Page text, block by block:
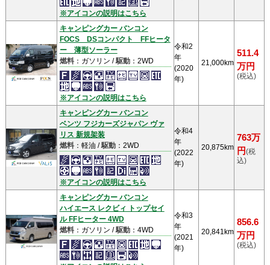
※アイコンの説明はこちら
キャンピングカー バンコン
FOCS DSコンパクト FFヒータ
ー 薄型ソーラー
燃料：ガソリン /駆動：2WD
※アイコンの説明はこちら
令和2
年
(2020
年)
21,000km
511.4
万円
(税込)
キャンピングカー バンコン
ベンツ フジカーズジャパン ヴァ
リス 新規架装
燃料：軽油 /駆動：2WD
※アイコンの説明はこちら
令和4
年
(2022
年)
20,875km
763万
円(税
込)
キャンピングカー バンコン
ハイエース レクビィ トップセイ
ル FFヒーター 4WD
燃料：ガソリン /駆動：4WD
令和3
年
(2021
年)
20,841km
856.6
万円
(税込)